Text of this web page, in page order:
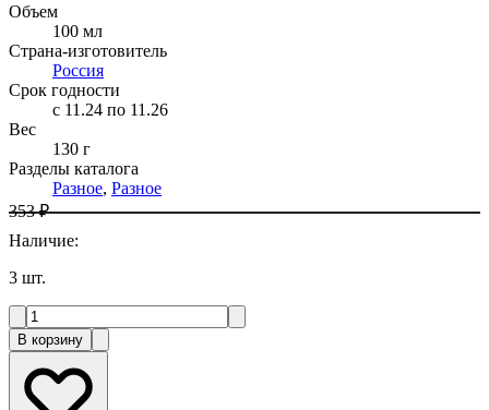
Объем
100 мл
Страна-изготовитель
Россия
Срок годности
c 11.24 по 11.26
Вес
130 г
Разделы каталога
Разное, Разное
353 ₽
Наличие:
3 шт.
В корзину